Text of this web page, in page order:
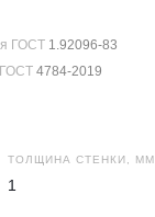
ГОСТ 1.92096-83
ГОСТ 4784-2019
ТОЛЩИНА СТЕНКИ, ММ
1